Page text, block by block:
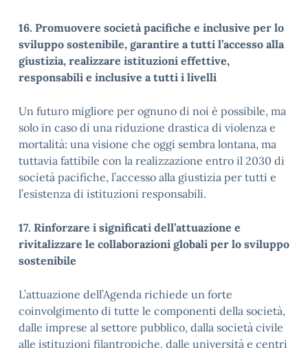
16. Promuovere società pacifiche e inclusive per lo
sviluppo sostenibile, garantire a tutti l’accesso alla
giustizia, realizzare istituzioni effettive,
responsabili e inclusive a tutti i livelli
Un futuro migliore per ognuno di noi è possibile, ma
solo in caso di una riduzione drastica di violenza e
mortalità: una visione che oggi sembra lontana, ma
tuttavia fattibile con la realizzazione entro il 2030 di
società pacifiche, l’accesso alla giustizia per tutti e
l’esistenza di istituzioni responsabili.
17. Rinforzare i significati dell’attuazione e
rivitalizzare le collaborazioni globali per lo sviluppo
sostenibile
L’attuazione dell’Agenda richiede un forte
coinvolgimento di tutte le componenti della società,
dalle imprese al settore pubblico, dalla società civile
alle istituzioni filantropiche, dalle università e centri